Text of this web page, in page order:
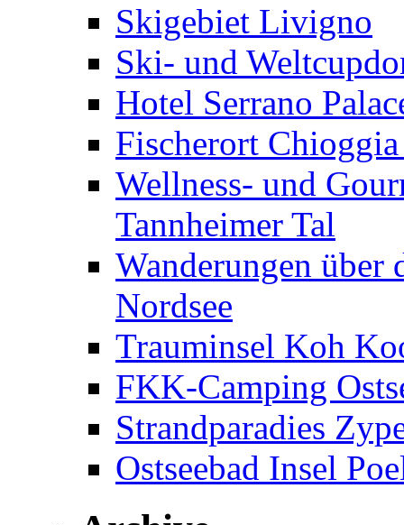
Skigebiet Livigno
Ski- und
Hotel Serrano
Fischerort
Wellness- und
Tannheimer Tal
Wanderungen über
Nordsee
Trauminsel Koh
FKK-Camping
Strandparadies
Ostseebad Insel